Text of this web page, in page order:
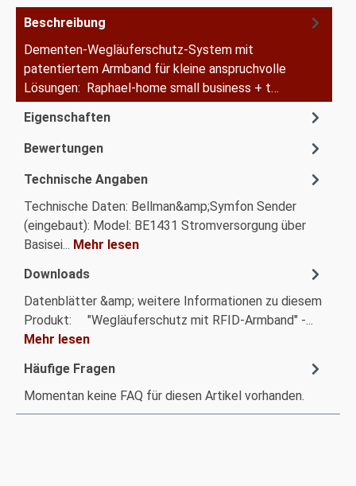
Beschreibung
Dementen-Wegläuferschutz-System mit
patentiertem Armband für kleine anspruchvolle
Lösungen: Raphael-home small business + t…
Eigenschaften
Bewertungen
Technische Angaben
Technische Daten: Bellman&amp;Symfon Sender
(eingebaut): Model: BE1431 Stromversorgung über
Basisei... Mehr lesen
Downloads
Datenblätter &amp; weitere Informationen zu diesem
Produkt: "Wegläuferschutz mit RFID-Armband" -...
Mehr lesen
Häufige Fragen
Momentan keine FAQ für diesen Artikel vorhanden.